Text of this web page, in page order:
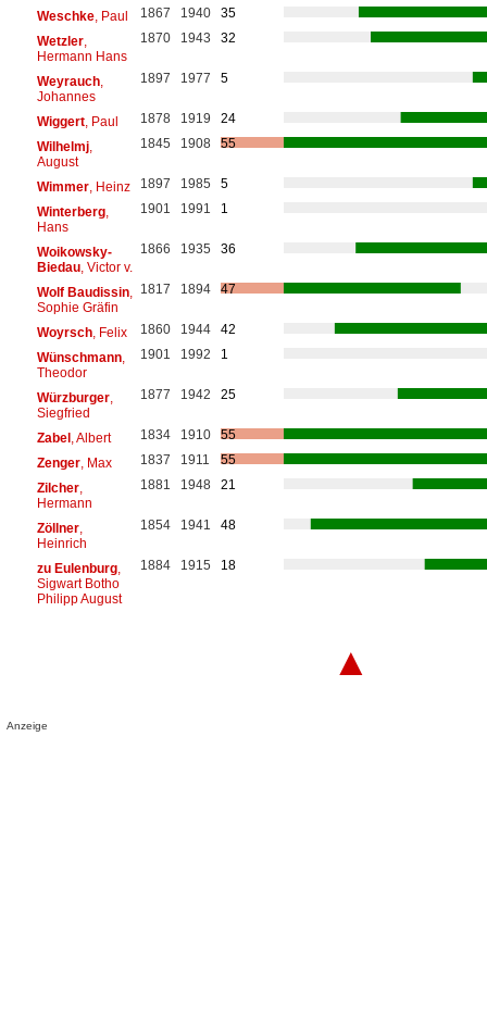
Weschke, Paul 1867 1940
35
Wetzler,
Hermann Hans
1870 1943 32
Weyrauch,
Johannes
1897 1977 5
Wiggert, Paul 1878 1919
24
Wilhelmj,
August
1845 1908 55
Wimmer, Heinz 1897 1985
5
Winterberg,
Hans
1901 1991 1
Woikowsky-
Biedau, Victor v.
1866 1935 36
Wolf Baudissin,
Sophie Gräfin
1817 1894 47
Woyrsch, Felix 1860 1944
42
Wünschmann,
Theodor
1901 1992 1
Würzburger,
Siegfried
1877 1942 25
Zabel, Albert 1834 1910
55
Zenger, Max 1837 1911
55
Zilcher,
Hermann
1881 1948 21
Zöllner,
Heinrich
1854 1941 48
zu Eulenburg,
Sigwart Botho
Philipp August
1884 1915 18
▲
Anzeige